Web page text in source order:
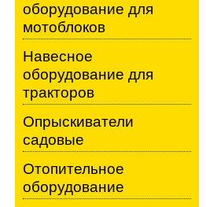
оборудование для
мотоблоков
Навесное
оборудование для
тракторов
Опрыскиватели
садовые
Отопительное
оборудование